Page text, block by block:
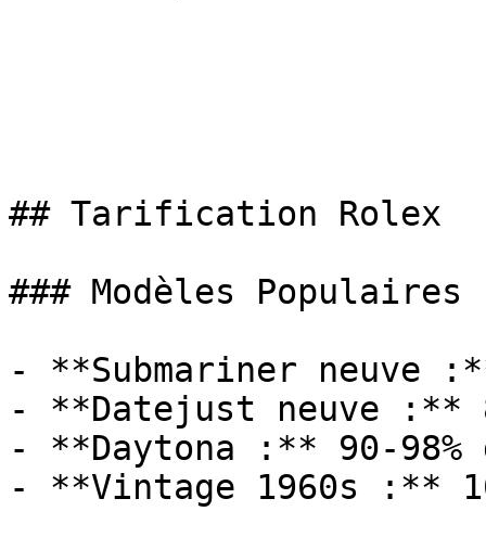
## Tarification Rolex
### Modèles Populaires
- **Submariner neuve
- **Datejust neuve :**
- **Daytona :** 90-
- **Vintage 1960s :**